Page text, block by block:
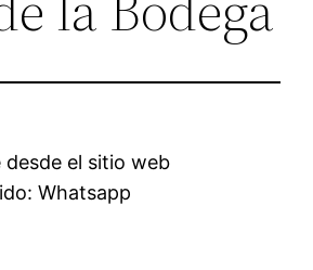
desde el sitio web
Whatsapp